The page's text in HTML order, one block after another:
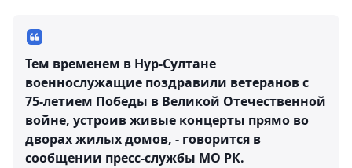
Тем временем в Нур-Султане
военнослужащие поздравили ветеранов с
75-летием Победы в Великой Отечественной
войне, устроив живые концерты прямо во
дворах жилых домов, - говорится в
сообщении пресс-службы МО РК.